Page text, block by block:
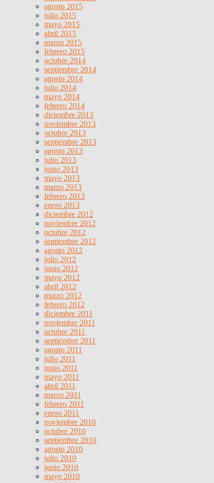
agosto 2015
julio 2015
mayo 2015
abril 2015
marzo 2015
febrero 2015
octubre 2014
septiembre 2014
agosto 2014
julio 2014
mayo 2014
febrero 2014
diciembre 2013
noviembre 2013
octubre 2013
septiembre 2013
agosto 2013
julio 2013
junio 2013
mayo 2013
marzo 2013
febrero 2013
enero 2013
diciembre 2012
noviembre 2012
octubre 2012
septiembre 2012
agosto 2012
julio 2012
junio 2012
mayo 2012
abril 2012
marzo 2012
febrero 2012
diciembre 2011
noviembre 2011
octubre 2011
septiembre 2011
agosto 2011
julio 2011
junio 2011
mayo 2011
abril 2011
marzo 2011
febrero 2011
enero 2011
noviembre 2010
octubre 2010
septiembre 2010
agosto 2010
julio 2010
junio 2010
mayo 2010